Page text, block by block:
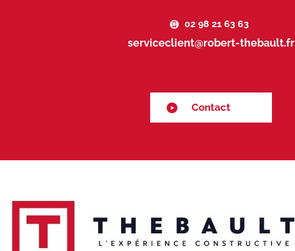
02 98 21 63 63
serviceclient@robert-thebault.fr
Contact